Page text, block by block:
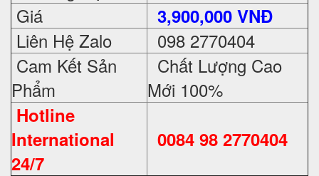
Giá
3,900,000 VNĐ
Liên Hệ Zalo
098 2770404
Cam Kết Sản
Phẩm
Chất Lượng Cao
Mới 100%
Hotline
International
24/7
0084 98 2770404